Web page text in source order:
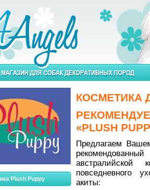
Plush Puppy
КОСМЕТИКА
«PLUSH
Предлагаем
повседневного
акиты: